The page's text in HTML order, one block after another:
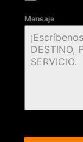
Mensaje